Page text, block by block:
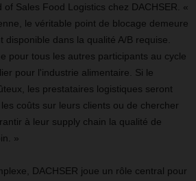
of Sales Food Logistics chez DACHSER. «
le véritable point de blocage demeure
disponible dans la qualité A/B requise.
pour tous les autres participants au cycle
pour l'industrie alimentaire. Si le
les prestataires logistiques seront
coûts sur leurs clients ou de chercher
à leur supply chain la qualité de
»
DACHSER joue un rôle central pour